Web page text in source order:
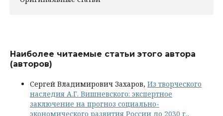
Наиболее читаемые статьи этого автора
(авторов)
Сергей Владимирович Захаров, Из творческого
наследия А.Г. Вишневского: экспертное
заключение на прогноз социально-
экономического развития России до 2030 г.,